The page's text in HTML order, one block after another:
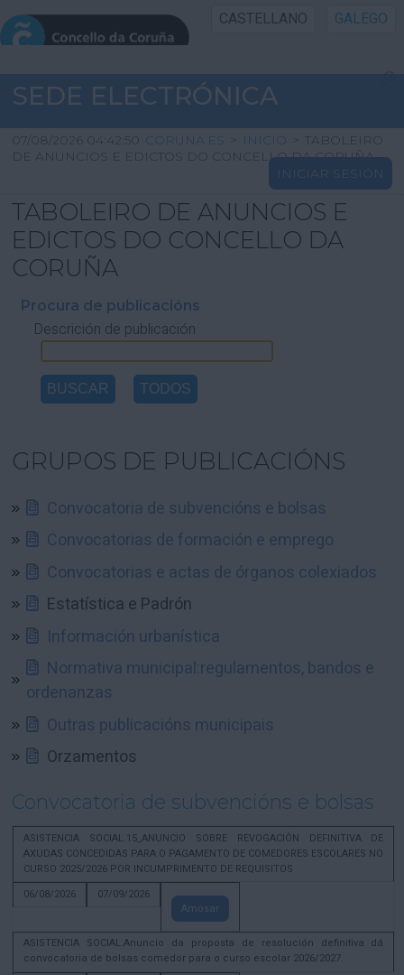
CASTELLANO GALEGO
INICIO SEDE
INICIO
INFORMACIÓN PÚBLICA
CARTAFOL CIDADÁN
AXUDA
SEDE ELECTRÓNICA
07/08/2026 04:42:50 CORUNA.ES > INICIO > TABOLEIRO
DE ANUNCIOS E EDICTOS DO CONCELLO DA CORUÑA
INICIAR SESIÓN
TABOLEIRO DE ANUNCIOS E
EDICTOS DO CONCELLO DA
CORUÑA
Procura de publicacións
Descrición de publicación
GRUPOS DE PUBLICACIÓNS
Convocatoria de subvencións e bolsas
Convocatorias de formación e emprego
Convocatorias e actas de órganos colexiados
Estatística e Padrón
Información urbanística
Normativa municipal:regulamentos, bandos e
ordenanzas
Outras publicacións municipais
Orzamentos
Convocatoria de subvencións e bolsas
ASISTENCIA SOCIAL.15_ANUNCIO SOBRE REVOGACIÓN DEFINITIVA DE
AXUDAS CONCEDIDAS PARA O PAGAMENTO DE COMEDORES ESCOLARES NO
CURSO 2025/2026 POR INCUMPRIMENTO DE REQUISITOS
06/08/2026
07/09/2026
Amosar
ASISTENCIA SOCIAL.Anuncio da proposta de resolución definitiva dá
convocatoria de bolsas comedor para o curso escolar 2026/2027.